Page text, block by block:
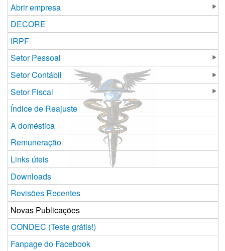
Abrir empresa
DECORE
IRPF
Setor Pessoal
Setor Contábil
Setor Fiscal
Índice de Reajuste
A doméstica
Remuneração
Links úteis
Downloads
Revisões Recentes
Novas Publicações
CONDEC (Teste grátis!)
Fanpage do Facebook